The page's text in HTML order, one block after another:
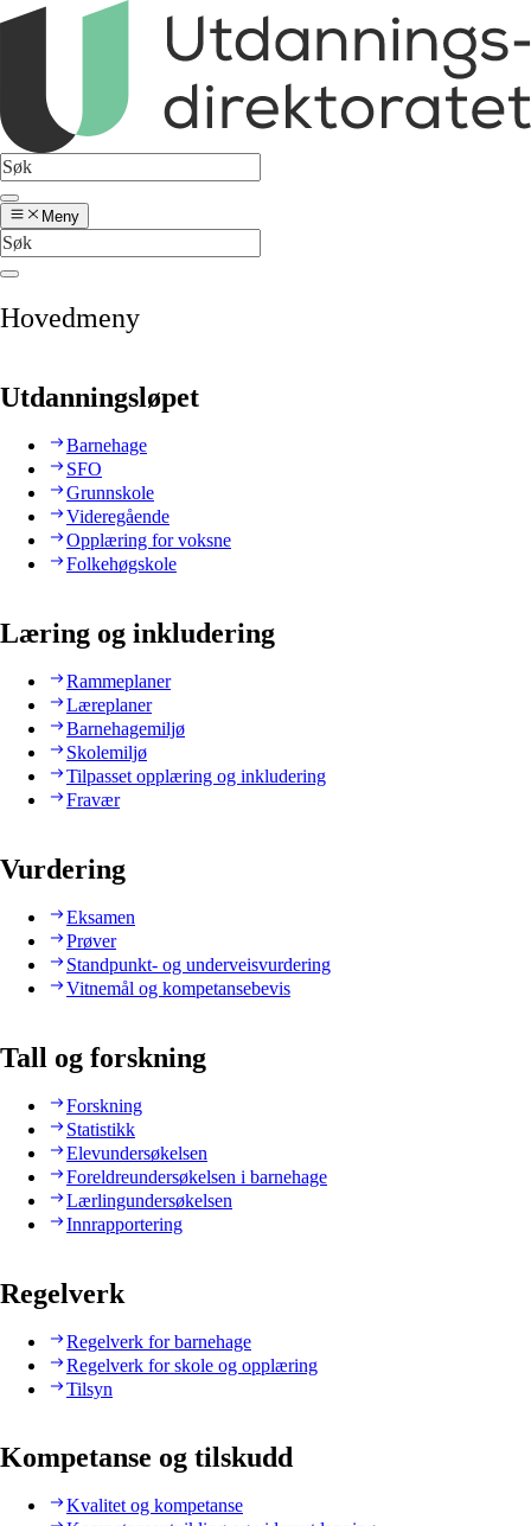
Meny
Hovedmeny
Utdanningsløpet
Barnehage
SFO
Grunnskole
Videregående
Opplæring for voksne
Folkehøgskole
Læring og inkludering
Rammeplaner
Læreplaner
Barnehagemiljø
Skolemiljø
Tilpasset opplæring og inkludering
Fravær
Vurdering
Eksamen
Prøver
Standpunkt- og underveisvurdering
Vitnemål og kompetansebevis
Tall og forskning
Forskning
Statistikk
Elevundersøkelsen
Foreldreundersøkelsen i barnehage
Lærlingundersøkelsen
Innrapportering
Regelverk
Regelverk for barnehage
Regelverk for skole og opplæring
Tilsyn
Kompetanse og tilskudd
Kvalitet og kompetanse